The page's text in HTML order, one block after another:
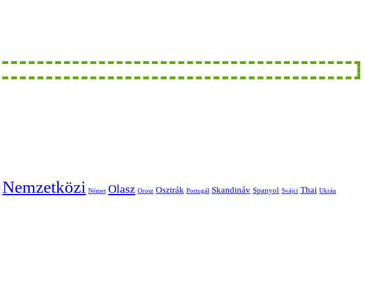
Nemzetközi Német Olasz Orosz Osztrák Portugál Skandináv Spanyol Svájci Thai Ukrán